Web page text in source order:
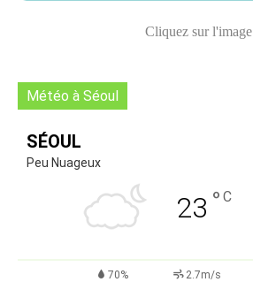
Cliquez sur l'image
Météo à Séoul
SÉOUL
Peu Nuageux
23 ° C
70% 2.7m/s